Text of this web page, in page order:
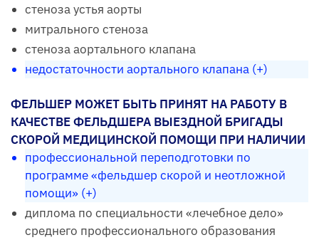
стеноза устья аорты
митрального стеноза
стеноза аортального клапана
недостаточности аортального клапана (+)
ФЕЛЬШЕР МОЖЕТ БЫТЬ ПРИНЯТ НА РАБОТУ В
КАЧЕСТВЕ ФЕЛЬДШЕРА ВЫЕЗДНОЙ БРИГАДЫ
СКОРОЙ МЕДИЦИНСКОЙ ПОМОЩИ ПРИ НАЛИЧИИ
профессиональной переподготовки по
программе «фельдшер скорой и неотложной
помощи» (+)
диплома по специальности «лечебное дело»
среднего профессионального образования